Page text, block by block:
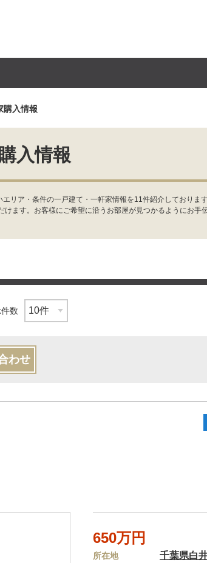
投資用
購入情報
入情報
リア・条件の一戸建て・一軒家情報を11件紹介しておりま
ます。お客様にご希望に沿うお部屋が見つかるようにお手
数
わせ
650万円
所在地 千葉県白